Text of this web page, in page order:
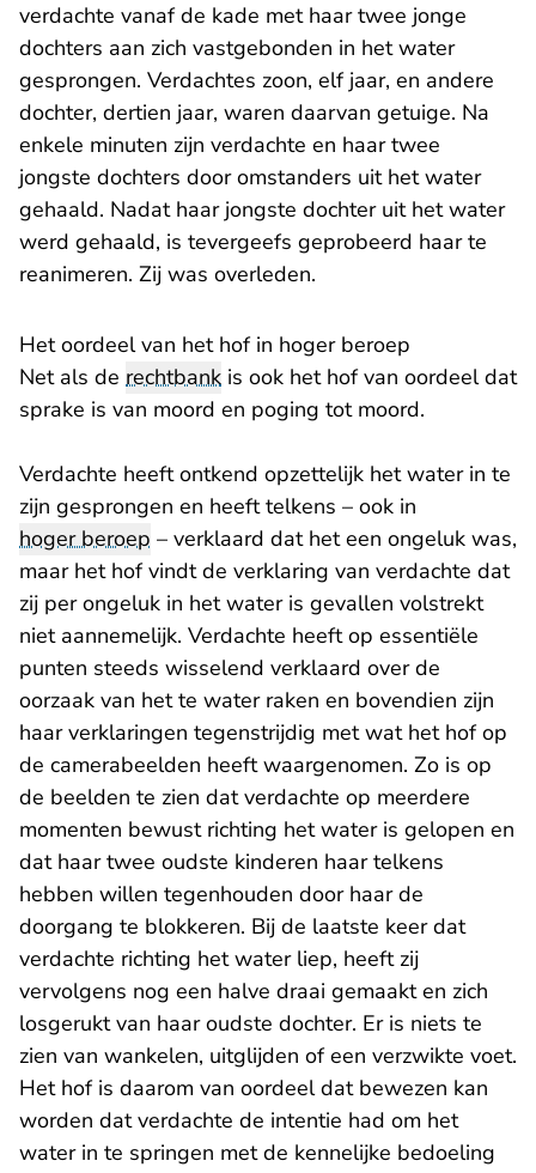
verdachte vanaf de kade met haar twee jonge
dochters aan zich vastgebonden in het water
gesprongen. Verdachtes zoon, elf jaar, en andere
dochter, dertien jaar, waren daarvan getuige. Na
enkele minuten zijn verdachte en haar twee
jongste dochters door omstanders uit het water
gehaald. Nadat haar jongste dochter uit het water
werd gehaald, is tevergeefs geprobeerd haar te
reanimeren. Zij was overleden.
Het oordeel van het hof in hoger beroep
Net als de rechtbank is ook het hof van oordeel dat
sprake is van moord en poging tot moord.
Verdachte heeft ontkend opzettelijk het water in te
zijn gesprongen en heeft telkens – ook in
hoger beroep – verklaard dat het een ongeluk was,
maar het hof vindt de verklaring van verdachte dat
zij per ongeluk in het water is gevallen volstrekt
niet aannemelijk. Verdachte heeft op essentiële
punten steeds wisselend verklaard over de
oorzaak van het te water raken en bovendien zijn
haar verklaringen tegenstrijdig met wat het hof op
de camerabeelden heeft waargenomen. Zo is op
de beelden te zien dat verdachte op meerdere
momenten bewust richting het water is gelopen en
dat haar twee oudste kinderen haar telkens
hebben willen tegenhouden door haar de
doorgang te blokkeren. Bij de laatste keer dat
verdachte richting het water liep, heeft zij
vervolgens nog een halve draai gemaakt en zich
losgerukt van haar oudste dochter. Er is niets te
zien van wankelen, uitglijden of een verzwikte voet.
Het hof is daarom van oordeel dat bewezen kan
worden dat verdachte de intentie had om het
water in te springen met de kennelijke bedoeling